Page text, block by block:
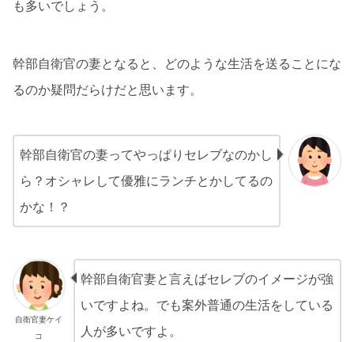
も多いでしょう。
幹部自衛官の妻となると、どのような生活を送ることにな
るのか疑問だらけだと思います。
幹部自衛官の妻ってやっぱりセレブなのかし
ら？オシャレして優雅にランチとかしてるの
かな！？
自衛官妻ケイ
コ
幹部自衛官妻と言えばセレブのイメージが強
いですよね。でも案外普通の生活をしている
人が多いですよ。